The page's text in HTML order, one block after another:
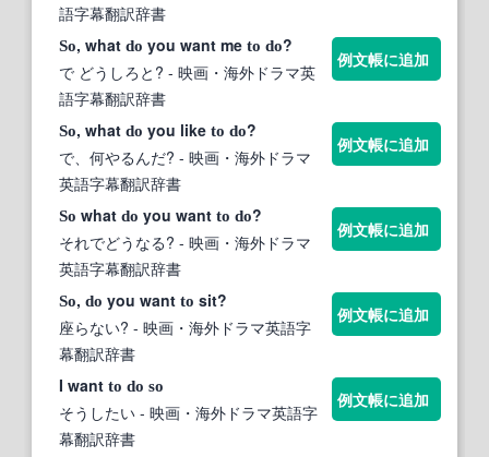
語字幕翻訳辞書
So, what do you want me to do?
で どうしろと? - 映画・海外ドラマ英
語字幕翻訳辞書
例文帳に追加
So, what do you like to do?
で、何やるんだ? - 映画・海外ドラマ
英語字幕翻訳辞書
例文帳に追加
So what do you want to do?
それでどうなる? - 映画・海外ドラマ
英語字幕翻訳辞書
例文帳に追加
So, do you want to sit?
座らない? - 映画・海外ドラマ英語字
幕翻訳辞書
例文帳に追加
I want to do so
そうしたい - 映画・海外ドラマ英語字
幕翻訳辞書
例文帳に追加